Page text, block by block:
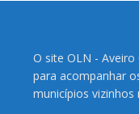
O site OLN -
para acompanhar
municípios